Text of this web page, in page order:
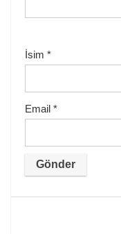
İsim *
Email *